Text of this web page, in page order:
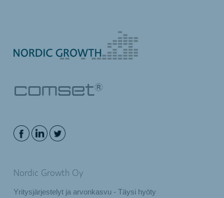
Nordic Growth Oy
Yritysjärjestelyt ja arvonkasvu - Täysi hyöty